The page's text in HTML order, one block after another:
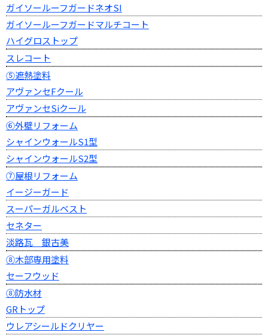
ガイソールーフガードネオSI
ガイソールーフガードマルチコート
ハイグロストップ
スレコート
⑤遮熱塗料
アヴァンセFクール
アヴァンセSiクール
⑥外壁リフォーム
シャインウォールS1型
シャインウォールS2型
⑦屋根リフォーム
イージーガード
スーパーガルベスト
セネター
淡路瓦 銀古美
⑧木部専用塗料
セーフウッド
⑧防水材
GRトップ
ウレアシールドクリヤー